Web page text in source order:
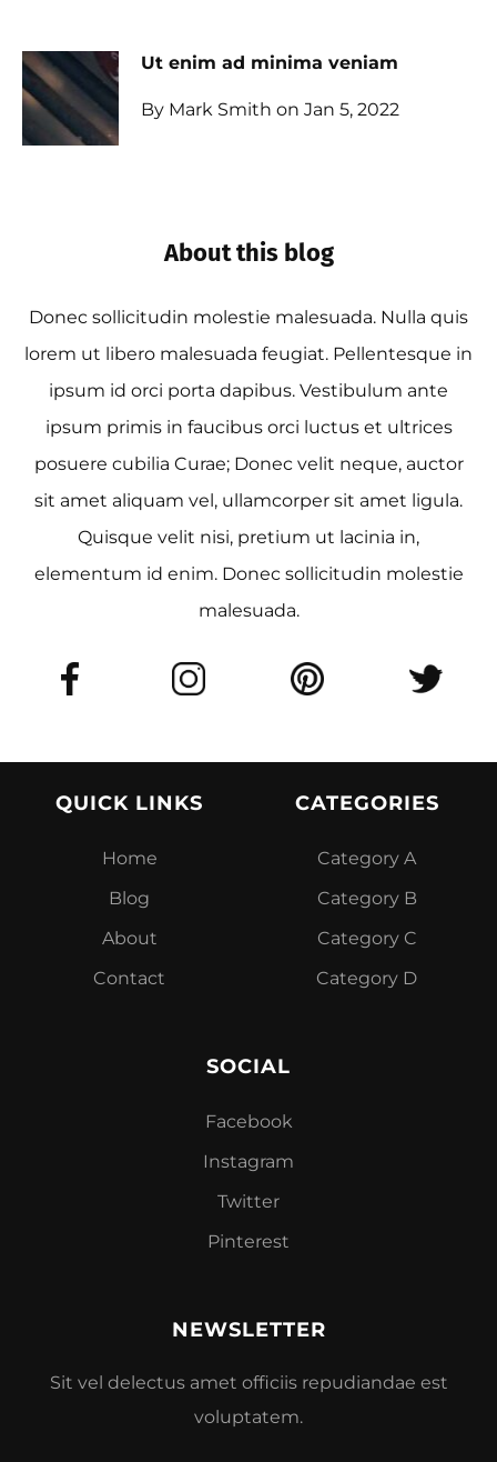
Ut enim ad minima veniam
By Mark Smith on Jan 5, 2022
About this blog
Donec sollicitudin molestie malesuada. Nulla quis
lorem ut libero malesuada feugiat. Pellentesque in
ipsum id orci porta dapibus. Vestibulum ante
ipsum primis in faucibus orci luctus et ultrices
posuere cubilia Curae; Donec velit neque, auctor
sit amet aliquam vel, ullamcorper sit amet ligula.
Quisque velit nisi, pretium ut lacinia in,
elementum id enim. Donec sollicitudin molestie
malesuada.
QUICK LINKS
Home
Blog
About
Contact
CATEGORIES
Category A
Category B
Category C
Category D
SOCIAL
Facebook
Instagram
Twitter
Pinterest
NEWSLETTER
Sit vel delectus amet officiis repudiandae est
voluptatem.